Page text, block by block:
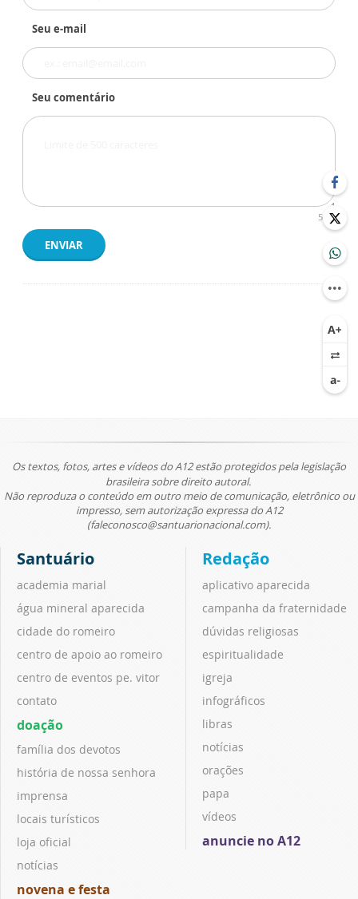
Seu e-mail
Seu comentário
500
ENVIAR
Os textos, fotos, artes e vídeos do A12 estão protegidos pela legislação
brasileira sobre direito autoral.
Não reproduza o conteúdo em outro meio de comunicação, eletrônico ou
impresso, sem autorização expressa do A12
(faleconosco@santuarionacional.com).
Santuário
academia marial
água mineral aparecida
cidade do romeiro
centro de apoio ao romeiro
centro de eventos pe. vitor
contato
doação
família dos devotos
história de nossa senhora
imprensa
locais turísticos
loja oficial
notícias
novena e festa
Redação
aplicativo aparecida
campanha da fraternidade
dúvidas religiosas
espiritualidade
igreja
infográficos
libras
notícias
orações
papa
vídeos
anuncie no A12